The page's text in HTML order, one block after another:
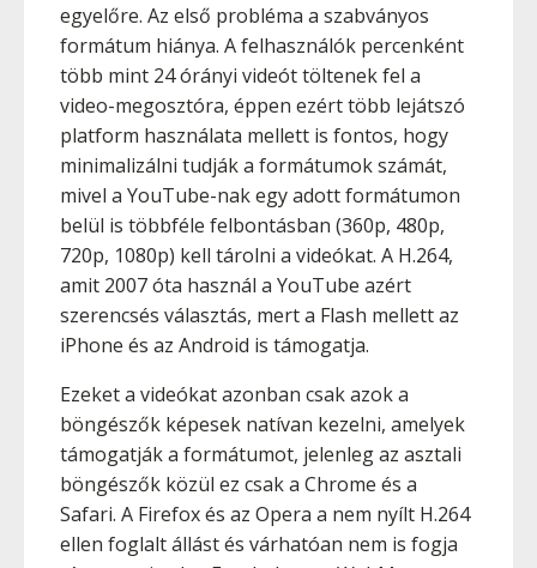
egyelőre. Az első probléma a szabványos
formátum hiánya. A felhasználók percenként
több mint 24 órányi videót töltenek fel a
video-megosztóra, éppen ezért több lejátszó
platform használata mellett is fontos, hogy
minimalizálni tudják a formátumok számát,
mivel a YouTube-nak egy adott formátumon
belül is többféle felbontásban (360p, 480p,
720p, 1080p) kell tárolni a videókat. A H.264,
amit 2007 óta használ a YouTube azért
szerencsés választás, mert a Flash mellett az
iPhone és az Android is támogatja.
Ezeket a videókat azonban csak azok a
böngészők képesek natívan kezelni, amelyek
támogatják a formátumot, jelenleg az asztali
böngészők közül ez csak a Chrome és a
Safari. A Firefox és az Opera a nem nyílt H.264
ellen foglalt állást és várhatóan nem is fogja